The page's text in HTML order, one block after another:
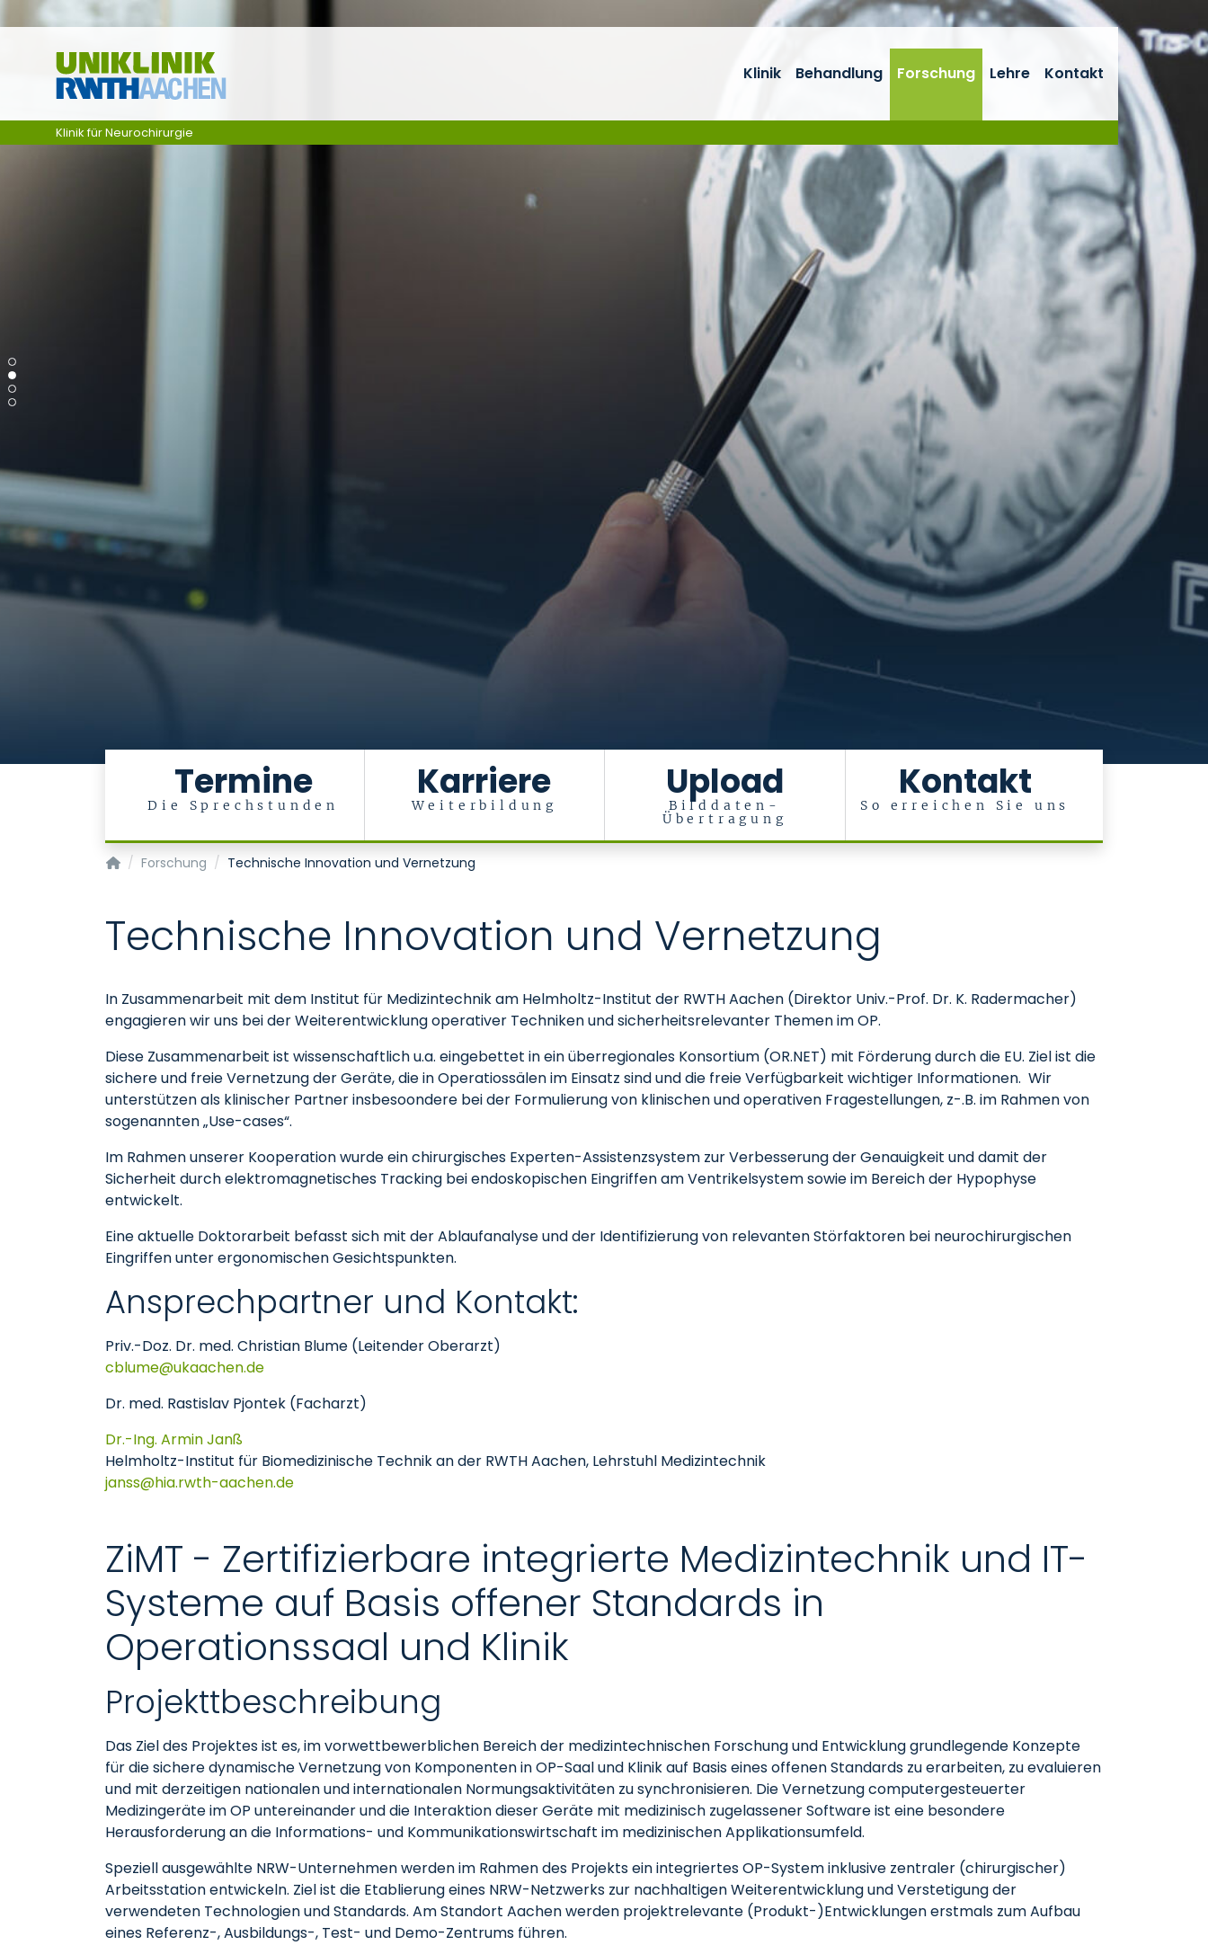
Ga naar navigatie
Termine
Die Sprechstunden
Karriere
Weiterbildung
Upload
Bilddaten-
Übertragung
Kontakt
So erreichen Sie uns
Klinik Behandlung Forschung Lehre Kontakt
Klinik für Neurochirurgie
Klinik für Neurochirurgie
Forschung Technische Innovation und Vernetzung
Technische Innovation und Vernetzung
In Zusammenarbeit mit dem Institut für Medizintechnik am Helmholtz-Institut der RWTH Aachen (Direktor Univ.-Prof. Dr. K. Radermacher)
engagieren wir uns bei der Weiterentwicklung operativer Techniken und sicherheitsrelevanter Themen im OP.
Diese Zusammenarbeit ist wissenschaftlich u.a. eingebettet in ein überregionales Konsortium (OR.NET) mit Förderung durch die EU. Ziel ist die
sichere und freie Vernetzung der Geräte, die in Operatiossälen im Einsatz sind und die freie Verfügbarkeit wichtiger Informationen. Wir
unterstützen als klinischer Partner insbesoondere bei der Formulierung von klinischen und operativen Fragestellungen, z-.B. im Rahmen von
sogenannten „Use-cases“.
Im Rahmen unserer Kooperation wurde ein chirurgisches Experten-Assistenzsystem zur Verbesserung der Genauigkeit und damit der
Sicherheit durch elektromagnetisches Tracking bei endoskopischen Eingriffen am Ventrikelsystem sowie im Bereich der Hypophyse
entwickelt.
Eine aktuelle Doktorarbeit befasst sich mit der Ablaufanalyse und der Identifizierung von relevanten Störfaktoren bei neurochirurgischen
Eingriffen unter ergonomischen Gesichtspunkten.
Ansprechpartner und Kontakt:
Priv.-Doz. Dr. med. Christian Blume (Leitender Oberarzt)
cblume
ukaachende
Dr. med. Rastislav Pjontek (Facharzt)
Dr.-Ing. Armin Janß
Helmholtz-Institut für Biomedizinische Technik an der RWTH Aachen, Lehrstuhl Medizintechnik
janss
hia.rwth-aachende
ZiMT - Zertifizierbare integrierte Medizintechnik und IT-
Systeme auf Basis offener Standards in
Operationssaal und Klinik
Projekttbeschreibung
Das Ziel des Projektes ist es, im vorwettbewerblichen Bereich der medizintechnischen Forschung und Entwicklung grundlegende Konzepte
für die sichere dynamische Vernetzung von Komponenten in OP-Saal und Klinik auf Basis eines offenen Standards zu erarbeiten, zu evaluieren
und mit derzeitigen nationalen und internationalen Normungsaktivitäten zu synchronisieren. Die Vernetzung computergesteuerter
Medizingeräte im OP untereinander und die Interaktion dieser Geräte mit medizinisch zugelassener Software ist eine besondere
Herausforderung an die Informations- und Kommunikationswirtschaft im medizinischen Applikationsumfeld.
Speziell ausgewählte NRW-Unternehmen werden im Rahmen des Projekts ein integriertes OP-System inklusive zentraler (chirurgischer)
Arbeitsstation entwickeln. Ziel ist die Etablierung eines NRW-Netzwerks zur nachhaltigen Weiterentwicklung und Verstetigung der
verwendeten Technologien und Standards. Am Standort Aachen werden projektrelevante (Produkt-)Entwicklungen erstmals zum Aufbau
eines Referenz-, Ausbildungs-, Test- und Demo-Zentrums führen.